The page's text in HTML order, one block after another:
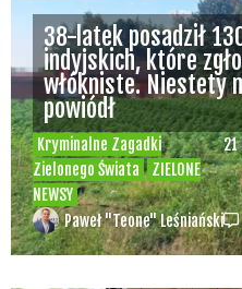
Kryminalne Zagadki
Zielonego Świata
ZIELONE
NEWSY
38-latek posadził
indyjskich, które
włókniste. Niestety
powiódł
Paweł "Teone" Leśniański